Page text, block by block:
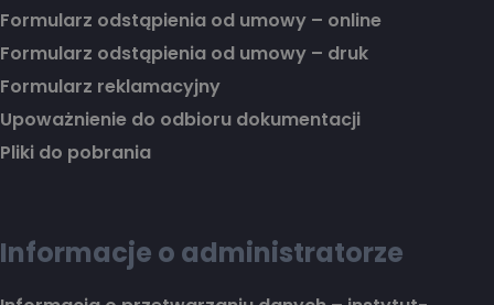
Formularz odstąpienia od umowy – online
Formularz odstąpienia od umowy – druk
Formularz reklamacyjny
Upoważnienie do odbioru dokumentacji
Pliki do pobrania
Informacje o administratorze